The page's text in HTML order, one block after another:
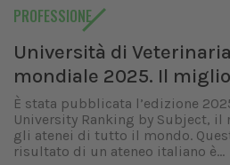
PROFESSIONE
Università di
mondiale 2025. Il
È stata pubblicata l’edizione
University Ranking by Subject, il
gli atenei di tutto il mondo.
risultato di un ateneo italiano è...